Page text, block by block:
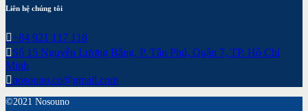
Liên hệ chúng tôi
+84 921 117 118
Số 15 Nguyễn Lương Bằng, P. Tân Phú, Quận 7, TP. Hồ Chí
Minh
nosouno.co@gmail.com
©2021 Nosouno